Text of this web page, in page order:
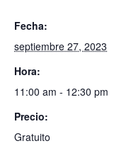
Fecha:
septiembre 27, 2023
Hora:
11:00 am - 12:30 pm
Precio:
Gratuito